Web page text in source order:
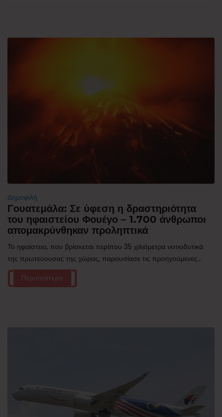
Δημοφιλή
Γουατεμάλα: Σε ύφεση η δραστηριότητα
του ηφαιστείου Φουέγο – 1.700 άνθρωποι
απομακρύνθηκαν προληπτικά
Το ηφαίστειο, που βρίσκεται περίπου 35 χιλιόμετρα νοτιοδυτικά
της πρωτεύουσας της χώρας, παρουσίασε τις προηγούμενες...
Περισσότερα